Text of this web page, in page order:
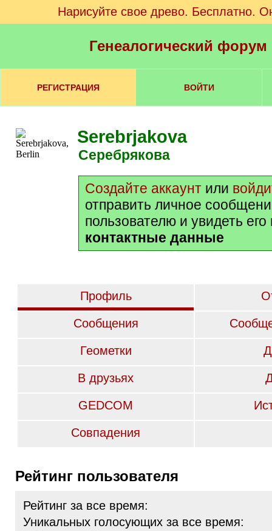
Нарисуйте свое древо. Бесплатно.
Генеалогический
РЕГИСТРАЦИЯ ВОЙТИ
Serebrjakova
Серебрякова
Создайте аккаунт или
отправить личное
пользователю и увидеть
контактные данные
Профиль
Сообщения
Геометки
В друзьях
GEDCOM
Совпадения
Рейтинг пользователя
Рейтинг за все время:
Уникальных голосующих за все время: